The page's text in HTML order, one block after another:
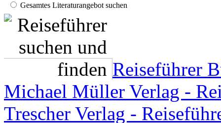
Gesamtes Literaturangebot suchen
Reiseführer
Michael Müller Verlag -
Trescher Verlag -